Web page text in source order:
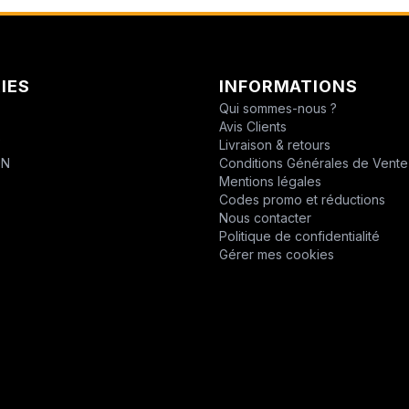
CHABAS
DESVOYS
DEUTZ
DIVERS
DYNAPAC
EPIROC
INFORMATIONS
Qui sommes-nous ?
Avis Clients
Livraison & retours
Conditions Générales de Vente
Mentions légales
Codes promo et réductions
Nous contacter
Politique de confidentialité
Gérer mes cookies